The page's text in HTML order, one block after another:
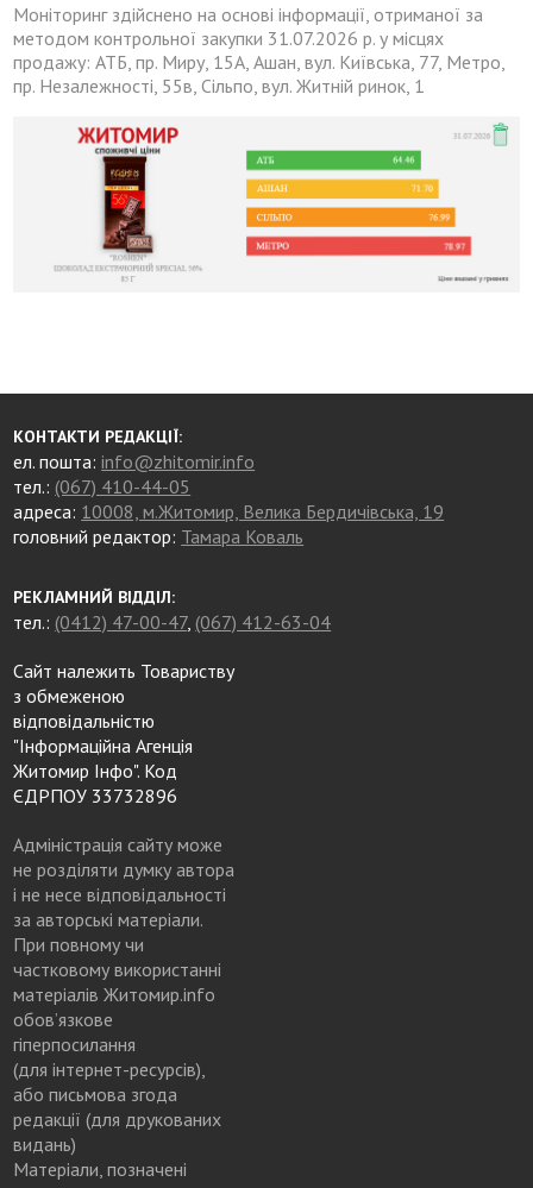
Моніторинг здійснено на основі інформації, отриманої за
методом контрольної закупки 31.07.2026 р. у місцях
продажу: АТБ, пр. Миру, 15А, Ашан, вул. Київська, 77, Метро,
пр. Незалежності, 55в, Сільпо, вул. Житній ринок, 1
КОНТАКТИ РЕДАКЦІЇ:
ел. пошта:info@zhitomir.info
тел.: (067) 410-44-05
адреса: 10008, м.Житомир, Велика Бердичівська, 19
головний редактор: Тамара Коваль
РЕКЛАМНИЙ ВІДДІЛ:
тел.: (0412) 47-00-47, (067) 412-63-04
Сайт належить Товариству
з обмеженою
відповідальністю
"Інформаційна Агенція
Житомир Інфо". Код
ЄДРПОУ 33732896
Адміністрація сайту може
не розділяти думку автора
і не несе відповідальності
за авторські матеріали.
При повному чи
частковому використанні
матеріалів Житомир.info
обов’язкове
гіперпосилання
(для інтернет-ресурсів),
або письмова згода
редакції (для друкованих
видань)
Матеріали, позначені